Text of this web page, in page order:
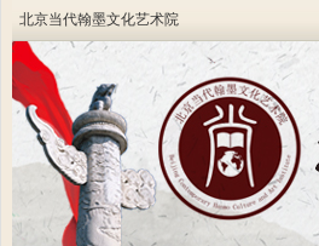
北京当代翰墨文化艺术院